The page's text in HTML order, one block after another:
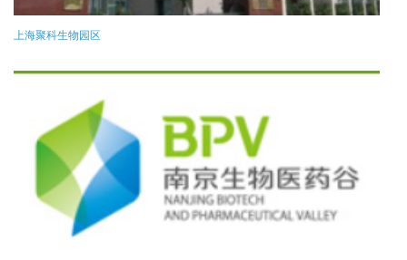
上海聚科生物园区